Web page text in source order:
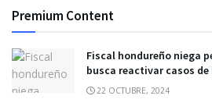
Premium Content
Fiscal hondureño niega
busca reactivar casos de
22 OCTUBRE, 2024